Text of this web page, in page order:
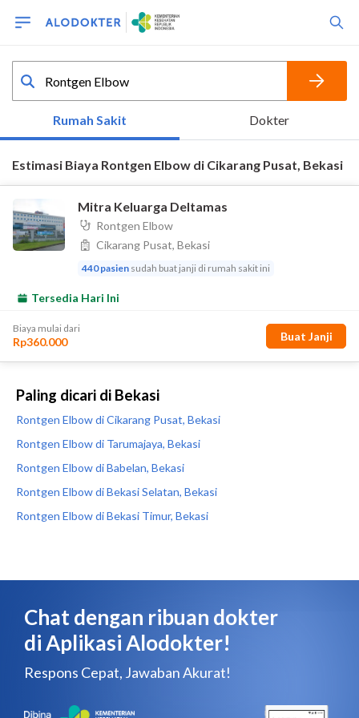
Paling dicari di Bekasi
Rontgen Elbow di Cikarang Pusat, Bekasi
Rontgen Elbow di Tarumajaya, Bekasi
Rontgen Elbow di Babelan, Bekasi
Rontgen Elbow di Bekasi Selatan, Bekasi
Rontgen Elbow di Bekasi Timur, Bekasi